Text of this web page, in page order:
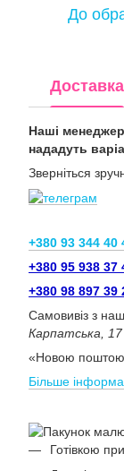
До
Доставка
Наші
нададуть
Зверніться
+380 93 344 40
+380 95 938 37
+380 98 897 39
Самовивіз з
Карпатська,
«Новою
Більше
Готівкою